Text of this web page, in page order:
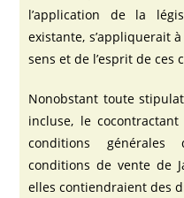
l’application de la
existante, s’appliquerait
sens et de l’esprit de ces
Nonobstant toute
incluse, le
conditions générales
conditions de vente de
elles contiendraient des